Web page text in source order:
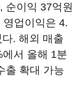
순이익 37억원
업이익은 4.
. 해외 매출
서 올해 1분
출 확대 가능